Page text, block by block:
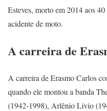
Esteves, morto em 2014 aos
acidente de moto.
A carreira de
A carreira de Erasmo Carlos
quando ele montou a banda
(1942-1998), Arlênio Lívio